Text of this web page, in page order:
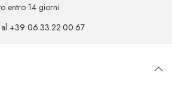
entro 14 giorni
+39 06.33.22.00.67